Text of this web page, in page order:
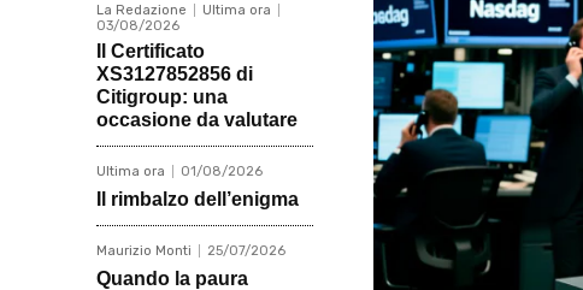
La Redazione
Ultima ora
03/08/2026
Il Certificato
XS3127852856 di
Citigroup: una
occasione da valutare
Ultima ora 01/08/2026
Il rimbalzo dell’enigma
Maurizio Monti 25/07/2026
Quando la paura